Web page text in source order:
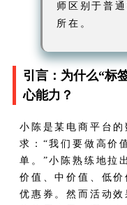
师区别于普
所在。
引言：为什么“标
心能力？
小陈是某电商平台
求：“我们要做高价
单。”小陈熟练地拉
价值、中价值、低
优惠券。然而活动